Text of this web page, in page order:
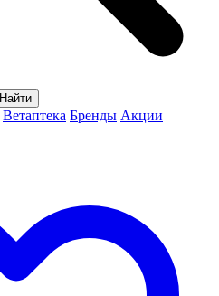
Найти
Ветаптека Бренды Акции